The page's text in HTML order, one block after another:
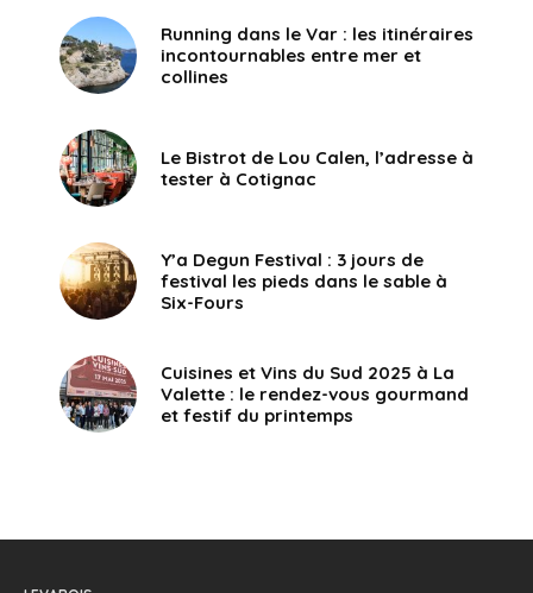
Running dans le Var : les itinéraires
incontournables entre mer et
collines
Le Bistrot de Lou Calen, l’adresse à
tester à Cotignac
Y’a Degun Festival : 3 jours de
festival les pieds dans le sable à
Six-Fours
Cuisines et Vins du Sud 2025 à La
Valette : le rendez-vous gourmand
et festif du printemps